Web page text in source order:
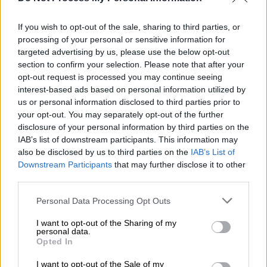
If you wish to opt-out of the sale, sharing to third parties, or
processing of your personal or sensitive information for
targeted advertising by us, please use the below opt-out
section to confirm your selection. Please note that after your
opt-out request is processed you may continue seeing
interest-based ads based on personal information utilized by
us or personal information disclosed to third parties prior to
your opt-out. You may separately opt-out of the further
disclosure of your personal information by third parties on the
IAB’s list of downstream participants. This information may
also be disclosed by us to third parties on the IAB’s List of
Downstream Participants that may further disclose it to other
Please note that this website/app uses one or more Google
not limited to your visit or usage behaviour. You may click to
grant or deny consent to Google and its third-party tags to
use your data for below specified purposes in below Google
consent section.
Personal Data Processing Opt Outs
I want to opt-out of the Sharing of my
personal data.
Opted In
I want to opt-out of the Sale of my
filmmakers of our
time.”https://t.co/lf2syKxf8f
pic.twitter.com/mgHNaqlR92
— Variety (@Variety)July 6, 2026
Οι πρώτες προβολές για εκπροσώπους των
μέσων ενημέρωσης πραγματοποιήθηκαν τις
τελευταίες ημέρες και, σύμφωνα με τις
αρχικές εντυπώσεις,η νέα δημιουργία του
βραβευμένου σκηνοθέτη έχει ενθουσιάσει
Η δημοσιογράφος του Collider, Perri
Nemiroff,χαρακτήρισε την ταινία
«πραγματικό υπερθέαμα», σημειώνοντας πως